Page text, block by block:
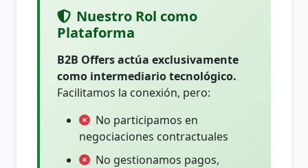
Nuestro Rol como
Plataforma
B2B Offers actúa exclusivamente
como intermediario tecnológico.
Facilitamos la conexión, pero:
No participamos en
negociaciones contractuales
No gestionamos pagos,